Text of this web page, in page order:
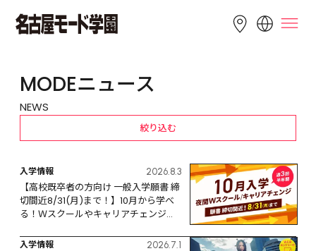
English 简体中文
Tiếng Việt
Bahasa
Indonesia
MODEニュース
NEWS
絞り込む
入学情報 2026.8.3
【高校既卒者の方向け 一般入学願書 締
切間近8/31(月)まで！】10月から学べ
る！Ｗスクールやキャリアチェンジな
入学情報 2026.7.1